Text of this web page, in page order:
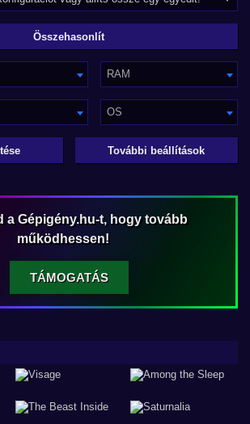
RAM
OS
További beállítások
a Gépigény.hu-t, hogy tovább
működhessen!
TÁMOGATÁS